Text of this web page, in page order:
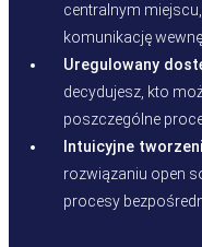
centralnym
komunikację
Uregulowany
decydujesz, kto
poszczególne
Intuicyjne
rozwiązaniu open
procesy